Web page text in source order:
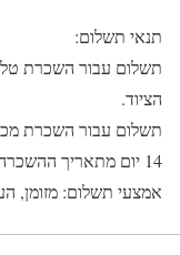
תנאי תשלום:
תשלום עבור השכרת
הציוד.
תשלום עבור השכרת
14 יום מתאריך ההשכרה
אמצעי תשלום: מזומן,